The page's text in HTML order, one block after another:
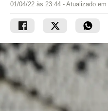
01/04/22 às 23:44 - Atualizado em